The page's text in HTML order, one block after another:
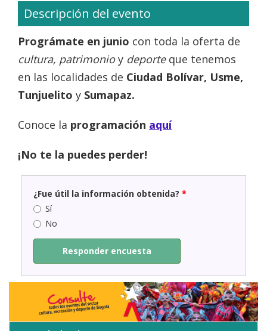
Descripción del evento
Prográmate en junio con toda la oferta de
cultura, patrimonioy deporte que tenemos
en las localidades de Ciudad Bolívar, Usme,
Tunjuelito y Sumapaz.
Conoce la programación aquí
¡No te la puedes perder!
¿Fue útil la información obtenida? *
Sí
No
Responder encuesta